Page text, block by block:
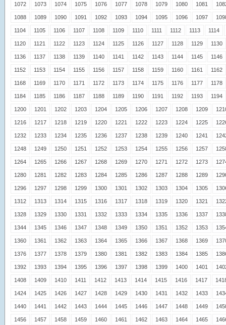
1072 1073 1074 1075 1076 1077 1078 1079 1080 1081
1088 1089 1090 1091 1092 1093 1094 1095 1096 1097
1104 1105 1106 1107 1108 1109 1110 1111 1112 1113 1114
1120 1121 1122 1123 1124 1125 1126 1127 1128 1129 1130
1136 1137 1138 1139 1140 1141 1142 1143 1144 1145 1146
1152 1153 1154 1155 1156 1157 1158 1159 1160 1161 1162
1168 1169 1170 1171 1172 1173 1174 1175 1176 1177 1178
1184 1185 1186 1187 1188 1189 1190 1191 1192 1193 1194
1200 1201 1202 1203 1204 1205 1206 1207 1208 1209
1216 1217 1218 1219 1220 1221 1222 1223 1224 1225
1232 1233 1234 1235 1236 1237 1238 1239 1240 1241
1248 1249 1250 1251 1252 1253 1254 1255 1256 1257
1264 1265 1266 1267 1268 1269 1270 1271 1272 1273
1280 1281 1282 1283 1284 1285 1286 1287 1288 1289
1296 1297 1298 1299 1300 1301 1302 1303 1304 1305
1312 1313 1314 1315 1316 1317 1318 1319 1320 1321
1328 1329 1330 1331 1332 1333 1334 1335 1336 1337
1344 1345 1346 1347 1348 1349 1350 1351 1352 1353
1360 1361 1362 1363 1364 1365 1366 1367 1368 1369
1376 1377 1378 1379 1380 1381 1382 1383 1384 1385
1392 1393 1394 1395 1396 1397 1398 1399 1400 1401
1408 1409 1410 1411 1412 1413 1414 1415 1416 1417
1424 1425 1426 1427 1428 1429 1430 1431 1432 1433
1440 1441 1442 1443 1444 1445 1446 1447 1448 1449
1456 1457 1458 1459 1460 1461 1462 1463 1464 1465